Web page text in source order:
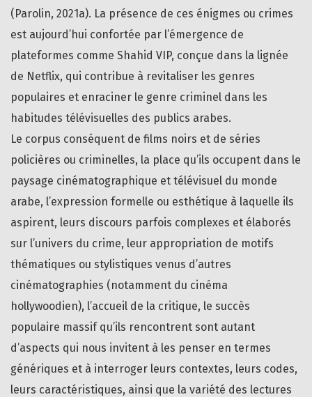
(Parolin, 2021a). La présence de ces énigmes ou crimes
est aujourd’hui confortée par l’émergence de
plateformes comme Shahid VIP, conçue dans la lignée
de Netflix, qui contribue à revitaliser les genres
populaires et enraciner le genre criminel dans les
habitudes télévisuelles des publics arabes.
Le corpus conséquent de films noirs et de séries
policières ou criminelles, la place qu’ils occupent dans le
paysage cinématographique et télévisuel du monde
arabe, l’expression formelle ou esthétique à laquelle ils
aspirent, leurs discours parfois complexes et élaborés
sur l’univers du crime, leur appropriation de motifs
thématiques ou stylistiques venus d’autres
cinématographies (notamment du cinéma
hollywoodien), l’accueil de la critique, le succès
populaire massif qu’ils rencontrent sont autant
d’aspects qui nous invitent à les penser en termes
génériques et à interroger leurs contextes, leurs codes,
leurs caractéristiques, ainsi que la variété des lectures